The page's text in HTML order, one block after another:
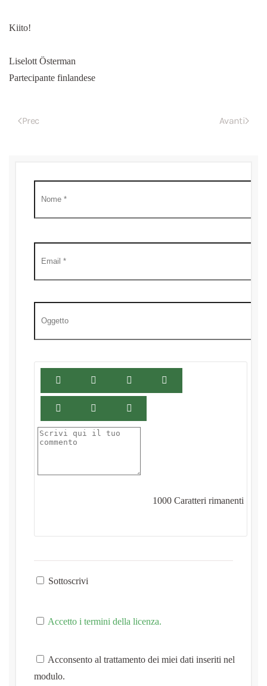
Kiito!
Liselott Österman
Partecipante finlandese
Prec Avanti
1000 Caratteri rimanenti
Sottoscrivi
Accetto i termini della licenza.
Acconsento al trattamento dei miei dati inseriti nel
modulo.